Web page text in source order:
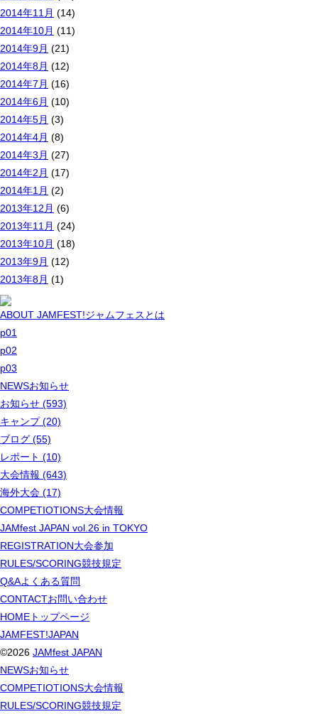
2014年11月 (14)
2014年10月 (11)
2014年9月 (21)
2014年8月 (12)
2014年7月 (16)
2014年6月 (10)
2014年5月 (3)
2014年4月 (8)
2014年3月 (27)
2014年2月 (17)
2014年1月 (2)
2013年12月 (6)
2013年11月 (24)
2013年10月 (18)
2013年9月 (12)
2013年8月 (1)
ABOUT JAMFEST!ジャムフェスとは
p01
p02
p03
NEWSお知らせ
お知らせ (593)
キャンプ (20)
ブログ (55)
レポート (10)
大会情報 (643)
海外大会 (17)
COMPETIOTIONS大会情報
JAMfest JAPAN vol.26 in TOKYO
REGISTRATION大会参加
RULES/SCORING競技規定
Q&Aよくある質問
CONTACTお問い合わせ
HOME トップページ
JAMFEST!JAPAN
©2026 JAMfest JAPAN
NEWSお知らせ
COMPETIOTIONS大会情報
RULES/SCORING競技規定